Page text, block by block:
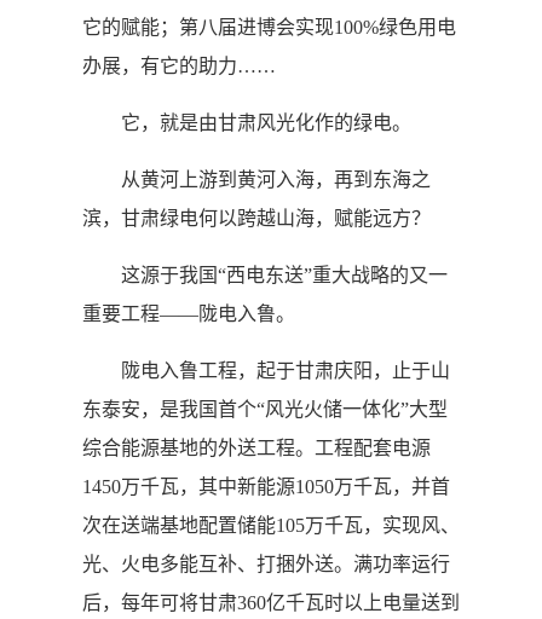
它的赋能；第八届进博会实现100%绿色用电
办展，有它的助力……
它，就是由甘肃风光化作的绿电。
从黄河上游到黄河入海，再到东海之
滨，甘肃绿电何以跨越山海，赋能远方？
这源于我国“西电东送”重大战略的又一
重要工程——陇电入鲁。
陇电入鲁工程，起于甘肃庆阳，止于山
东泰安，是我国首个“风光火储一体化”大型
综合能源基地的外送工程。工程配套电源
1450万千瓦，其中新能源1050万千瓦，并首
次在送端基地配置储能105万千瓦，实现风、
光、火电多能互补、打捆外送。满功率运行
后，每年可将甘肃360亿千瓦时以上电量送到